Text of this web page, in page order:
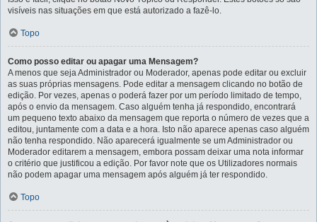
visíveis nas situações em que está autorizado a fazê-lo.
Topo
Como posso editar ou apagar uma Mensagem?
A menos que seja Administrador ou Moderador, apenas pode editar ou excluir
as suas próprias mensagens. Pode editar a mensagem clicando no botão de
edição. Por vezes, apenas o poderá fazer por um período limitado de tempo,
após o envio da mensagem. Caso alguém tenha já respondido, encontrará
um pequeno texto abaixo da mensagem que reporta o número de vezes que a
editou, juntamente com a data e a hora. Isto não aparece apenas caso alguém
não tenha respondido. Não aparecerá igualmente se um Administrador ou
Moderador editarem a mensagem, embora possam deixar uma nota informar
o critério que justificou a edição. Por favor note que os Utilizadores normais
não podem apagar uma mensagem após alguém já ter respondido.
Topo